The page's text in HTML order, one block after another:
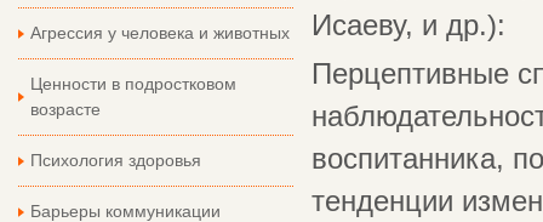
Агрессия у человека и животных
Ценности в подростковом
возрасте
Психология здоровья
Барьеры коммуникации
Исаеву, и др.):
Перцептивные
воспитанника,
тенденции